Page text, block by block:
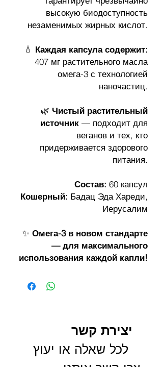
высокую биодоступность
незаменимых жирных кислот.
💧 Каждая капсула содержит:
407 мг растительного масла
омега-3 с технологией
наночастиц.
🌿 Чистый растительный
источник — подходит для
веганов и тех, кто
придерживается здорового
питания.
Состав: 60 капсул
Кошерный: Бадац Эда Хареди,
Иерусалим
✨ Омега-3 в новом стандарте
— для максимального
использования каждой капли!
יצירת קשר